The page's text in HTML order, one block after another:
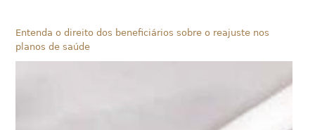
Entenda o direito dos beneficiários sobre o reajuste nos
planos de saúde